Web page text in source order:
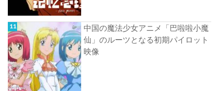
中国の魔法少女アニメ「巴啦啦小魔
仙」のルーツとなる初期パイロット
映像